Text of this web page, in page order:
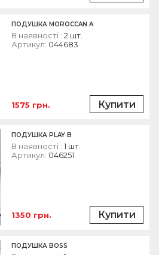
В наявності : 2 шт.
Артикул: 044683
ПОДУШКА MOROCCAN A
1575 грн. Купити
В наявності : 1 шт.
Артикул: 046251
ПОДУШКА PLAY B
1350 грн. Купити
ПОДУШКА BOSS